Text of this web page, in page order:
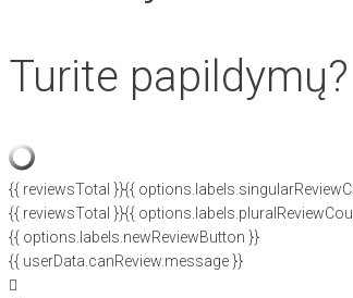
Turite
{{ reviewsTotal }}{{
{{ reviewsTotal }}{{
{{ options.labels.newReviewButton }}
{{ userData.canReview.message }}